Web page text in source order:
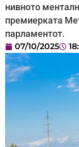
нивното
премиерката
парламентот.
07/10/2025